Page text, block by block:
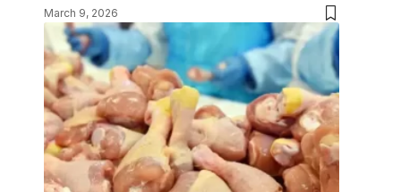
March 9, 2026